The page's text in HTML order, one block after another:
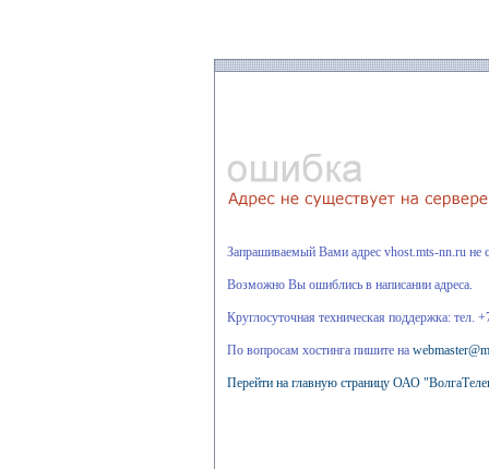
Запрашиваемый Вами адрес vhost.mts-nn.ru не
Возможно Вы ошиблись в написании адреса.
Круглосуточная техническая поддержка: тел.
По вопросам хостинга пишите на
Перейти на главную страницу ОАО